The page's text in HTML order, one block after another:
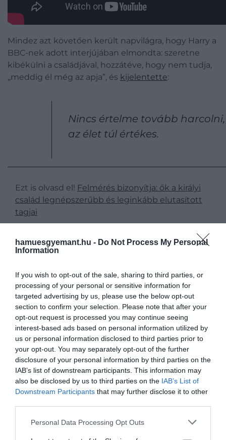
hamuesgyemant.hu - Do Not Process My Personal
Information
If you wish to opt-out of the sale, sharing to third parties, or
processing of your personal or sensitive information for
targeted advertising by us, please use the below opt-out
section to confirm your selection. Please note that after your
opt-out request is processed you may continue seeing
interest-based ads based on personal information utilized by
us or personal information disclosed to third parties prior to
your opt-out. You may separately opt-out of the further
disclosure of your personal information by third parties on the
IAB’s list of downstream participants. This information may
also be disclosed by us to third parties on the IAB’s List of
Downstream Participants that may further disclose it to other
Please note that this website/app uses one or more Google
Personal Data Processing Opt Outs
Mindez azt követően került napvilágra, hogy Harry a
BBC-nek adott interjújában elmondta: szeretne
kibékülni a családjával, hozzátéve, hogy nem tudja,
„meddig él még az apja”, és kijelentette:
Nincs értelme tovább harcolni,
az élet túl értékes.
Ezt is olvasd el! Felmérés bizonyítja: ők a királyi
család legnépszerűbb és leginkább elutasított
tagjai
Ha csakKároly
korántsem biztos, ugyanis bennfentesek szerint a
értetlenül áll Harry nyilvánosvádaskodásaielőtt, és
amíg Vilmos, Katalin és Kamilla beleszólnak a királyi
család dolgaiba és döntéseibe, addig Harry marad
Kaliforniában, száműzve a családból.
Károly király és fia, Harry herceg
Fotó: Matt Dunham - WPA Pool/Getty Images
Harry ésédesapjautoljára 2024 februárjában
találkoztak, amikor a herceg meglátogatta Károlyt a